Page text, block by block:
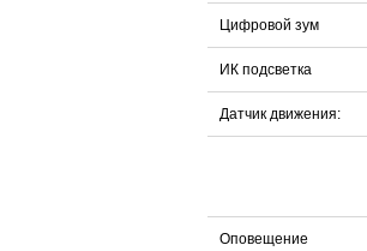
Цифровой зум
ИК подсветка
Датчик движения:
Оповещение